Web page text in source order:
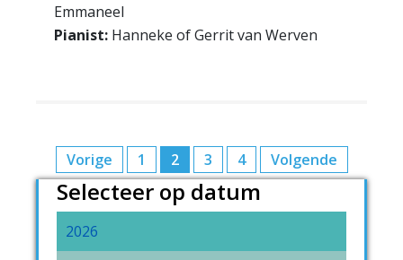
Emmaneel
Pianist: Hanneke of Gerrit van Werven
Berichten
paginering
Vorige 1 2 3 4 Volgende
Selecteer op datum
2026